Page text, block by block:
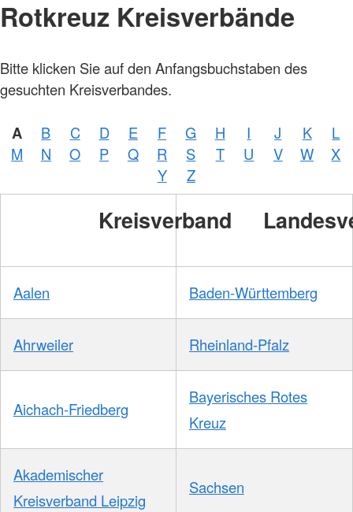
Rotkreuz Kreisverbände
Bitte klicken Sie auf den Anfangsbuchstaben des
gesuchten Kreisverbandes.
A B C D E F G H I J K
L
M
N O P Q R S T U V W
X
Y
Z
Kreisverband
Aalen Baden-Württemberg
Ahrweiler Rheinland-Pfalz
Aichach-Friedberg
Bayerisches Rotes
Kreuz
Akademischer
Kreisverband Leipzig
Sachsen